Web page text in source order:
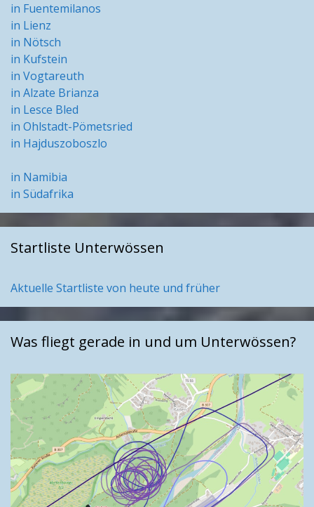
in Fuentemilanos
in Lienz
in Nötsch
in Kufstein
in Vogtareuth
in Alzate Brianza
in Lesce Bled
in Ohlstadt-Pömetsried
in Hajduszoboszlo
in Namibia
in Südafrika
Startliste Unterwössen
Aktuelle Startliste von heute und früher
Was fliegt gerade in und um Unterwössen?